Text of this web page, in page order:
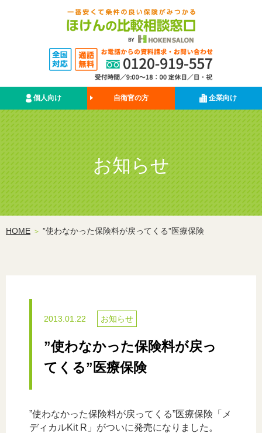
個人向け 自衛官の方 企業向け
お知らせ
HOME ＞ ”使わなかった保険料が戻ってくる”医療保険
2013.01.22 お知らせ
”使わなかった保険料が戻っ
てくる”医療保険
”使わなかった保険料が戻ってくる”医療保険「メ
ディカルKit R」がついに発売になりました。